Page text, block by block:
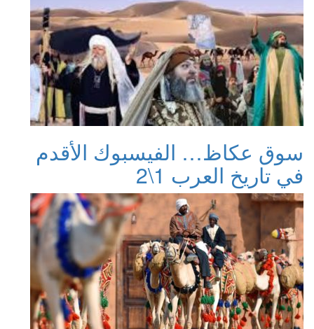
سوق عكاظ… الفيسبوك الأقدم
في تاريخ العرب 1\2